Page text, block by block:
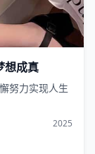
想成真
努力实现人生
2025